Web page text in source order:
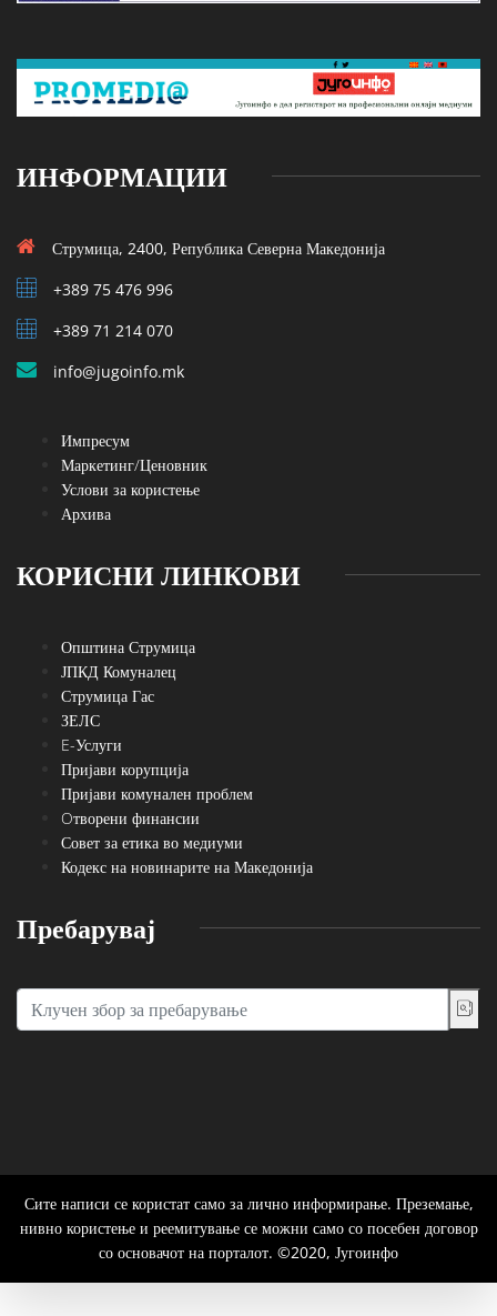
ИНФОРМАЦИИ
Струмица, 2400, Република Северна Македонија
+389 75 476 996
+389 71 214 070
info@jugoinfo.mk
Импресум
Маркетинг/Ценовник
Услови за користење
Архива
КОРИСНИ ЛИНКОВИ
Општина Струмица
ЈПКД Комуналец
Струмица Гас
ЗЕЛС
E-Услуги
Пријави корупција
Пријави комунален проблем
Oтворени финансии
Совет за етика во медиуми
Кодекс на новинарите на Македонија
Пребарувај
Сите написи се користат само за лично информирање. Преземање,
нивно користење и реемитување се можни само со посебен договор
со основачот на порталот. ©2020, Југоинфо